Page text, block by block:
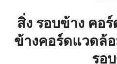
สิ่ง รอบข้าง คอ
ข้างคอร์ดแวดล้
รอ